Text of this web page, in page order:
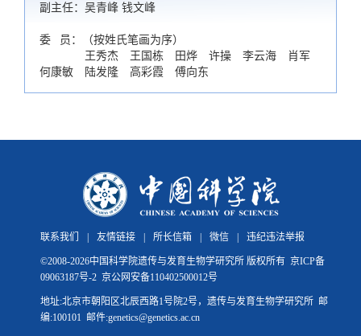
副主任：吴青峰 钱文峰
委 员：（按姓氏笔画为序）
王秀杰 王国栋 田烨 许操 李云海 肖军
何康敏 陆发隆 高彩霞 傅向东
联系我们 友情链接 所长信箱 微信 违纪违法举报
©2008-2026中国科学院遗传与发育生物学研究所 版权所有 京ICP备
09063187号-2 京公网安备110402500012号
地址:北京市朝阳区北辰西路1号院2号，遗传与发育生物学研究所 邮
编:100101 邮件:genetics@genetics.ac.cn